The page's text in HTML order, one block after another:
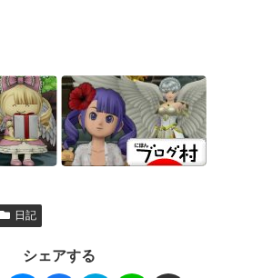
日記
シェアする